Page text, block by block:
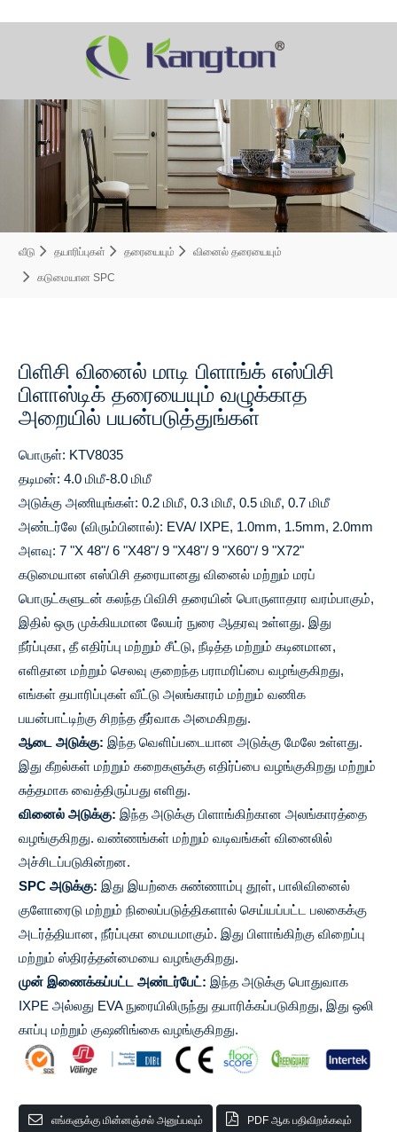
வீடு தயாரிப்புகள் தரையையும் வினைல் தரையையும்
கடுமையான SPC
பிளிசி வினைல் மாடி பிளாங்க் எஸ்பிசி
பிளாஸ்டிக் தரையையும் வழுக்காத
அறையில் பயன்படுத்துங்கள்
பொருள்: KTV8035
தடிமன்: 4.0 மிமீ-8.0 மிமீ
அடுக்கு அணியுங்கள்: 0.2 மிமீ, 0.3 மிமீ, 0.5 மிமீ, 0.7 மிமீ
அண்டர்லே (விரும்பினால்): EVA/ IXPE, 1.0mm, 1.5mm, 2.0mm
அளவு: 7 "X 48"/ 6 "X48"/ 9 "X48"/ 9 "X60"/ 9 "X72"
கடுமையான எஸ்பிசி தரையானது வினைல் மற்றும் மரப்
பொருட்களுடன் கலந்த பிவிசி தரையின் பொருளாதார வரம்பாகும்,
இதில் ஒரு முக்கியமான லேயர் நுரை ஆதரவு உள்ளது. இது
நீர்ப்புகா, தீ எதிர்ப்பு மற்றும் சீட்டு, நீடித்த மற்றும் கடினமான,
எளிதான மற்றும் செலவு குறைந்த பராமரிப்பை வழங்குகிறது,
எங்கள் தயாரிப்புகள் வீட்டு அலங்காரம் மற்றும் வணிக
பயன்பாட்டிற்கு சிறந்த தீர்வாக அமைகிறது.
ஆடை அடுக்கு: இந்த வெளிப்படையான அடுக்கு மேலே உள்ளது.
இது கீறல்கள் மற்றும் கறைகளுக்கு எதிர்ப்பை வழங்குகிறது மற்றும்
சுத்தமாக வைத்திருப்பது எளிது.
வினைல் அடுக்கு: இந்த அடுக்கு பிளாங்கிற்கான அலங்காரத்தை
வழங்குகிறது. வண்ணங்கள் மற்றும் வடிவங்கள் வினைலில்
அச்சிடப்படுகின்றன.
SPC அடுக்கு: இது இயற்கை சுண்ணாம்பு தூள், பாலிவினைல்
குளோரைடு மற்றும் நிலைப்படுத்திகளால் செய்யப்பட்ட பலகைக்கு
அடர்த்தியான, நீர்ப்புகா மையமாகும். இது பிளாங்கிற்கு விறைப்பு
மற்றும் ஸ்திரத்தன்மையை வழங்குகிறது.
முன் இணைக்கப்பட்ட அண்டர்பேட்: இந்த அடுக்கு பொதுவாக
IXPE அல்லது EVA நுரையிலிருந்து தயாரிக்கப்படுகிறது, இது ஒலி
காப்பு மற்றும் குஷனிங்கை வழங்குகிறது.
எங்களுக்கு மின்னஞ்சல் அனுப்பவும் PDF ஆக பதிவிறக்கவும்